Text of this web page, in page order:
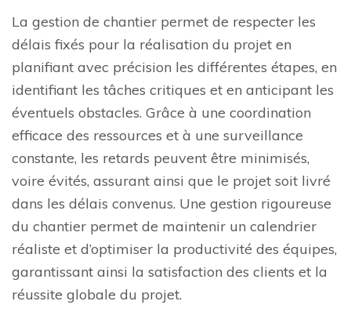
La gestion de chantier permet de respecter les
délais fixés pour la réalisation du projet en
planifiant avec précision les différentes étapes, en
identifiant les tâches critiques et en anticipant les
éventuels obstacles. Grâce à une coordination
efficace des ressources et à une surveillance
constante, les retards peuvent être minimisés,
voire évités, assurant ainsi que le projet soit livré
dans les délais convenus. Une gestion rigoureuse
du chantier permet de maintenir un calendrier
réaliste et d’optimiser la productivité des équipes,
garantissant ainsi la satisfaction des clients et la
réussite globale du projet.